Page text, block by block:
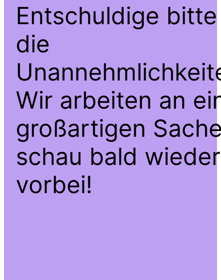
Entschuldige bitte
die
Wir arbeiten an
großartigen
schau bald wieder
vorbei!